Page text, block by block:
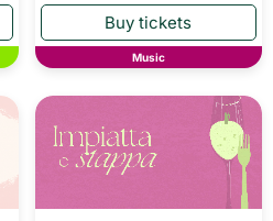
Music